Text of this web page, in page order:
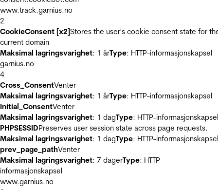
www.track.garnius.no
2
CookieConsent [x2]Stores the user's cookie consent state for
current domain
Maksimal lagringsvarighet: 1 årType: HTTP-informasjonskapsel
garnius.no
4
Cross_ConsentVenter
Maksimal lagringsvarighet: 1 årType: HTTP-informasjonskapsel
Initial_ConsentVenter
Maksimal lagringsvarighet: 1 dagType: HTTP-informasjonskapsel
PHPSESSIDPreserves user session state across page requests.
Maksimal lagringsvarighet: 1 dagType: HTTP-informasjonskapsel
prev_page_pathVenter
Maksimal lagringsvarighet: 7 dagerType: HTTP-
informasjonskapsel
www.garnius.no